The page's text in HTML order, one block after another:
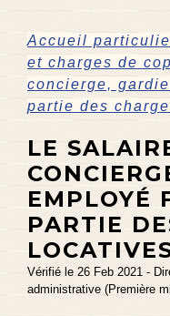
Accueil
et charges de
concierge,
partie des
LE
EMPLOYÉ
PARTIE
Vérifié le 26 Feb 2021 -
administrative (Première